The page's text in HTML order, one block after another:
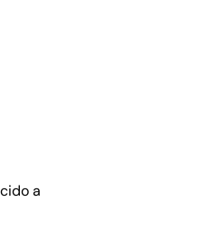
a